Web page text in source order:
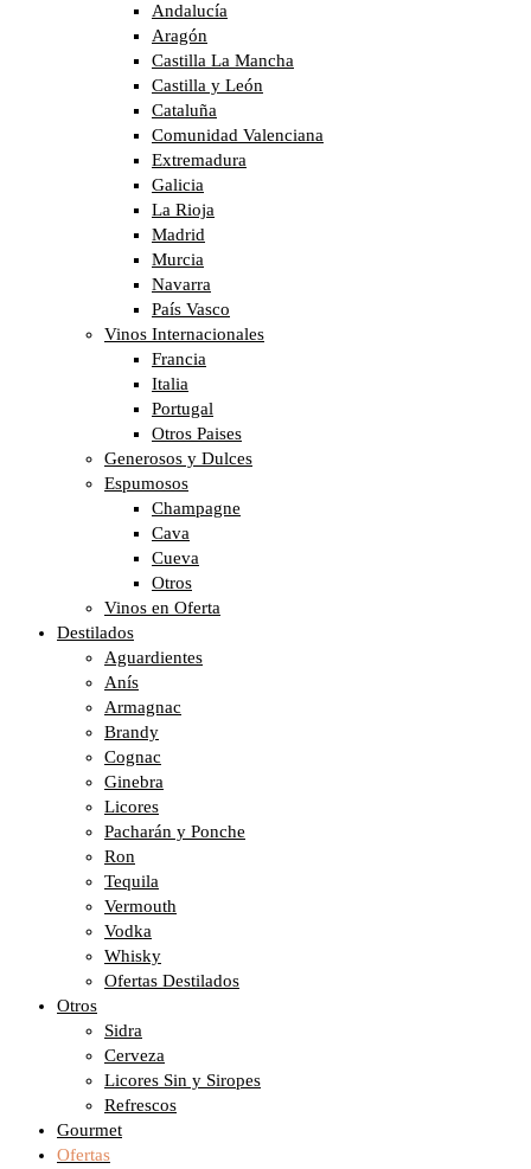
Andalucía
Aragón
Castilla La Mancha
Castilla y León
Cataluña
Comunidad Valenciana
Extremadura
Galicia
La Rioja
Madrid
Murcia
Navarra
País Vasco
Vinos Internacionales
Francia
Italia
Portugal
Otros Paises
Generosos y Dulces
Espumosos
Champagne
Cava
Cueva
Otros
Vinos en Oferta
Destilados
Aguardientes
Anís
Armagnac
Brandy
Cognac
Ginebra
Licores
Pacharán y Ponche
Ron
Tequila
Vermouth
Vodka
Whisky
Ofertas Destilados
Otros
Sidra
Cerveza
Licores Sin y Siropes
Refrescos
Gourmet
Ofertas